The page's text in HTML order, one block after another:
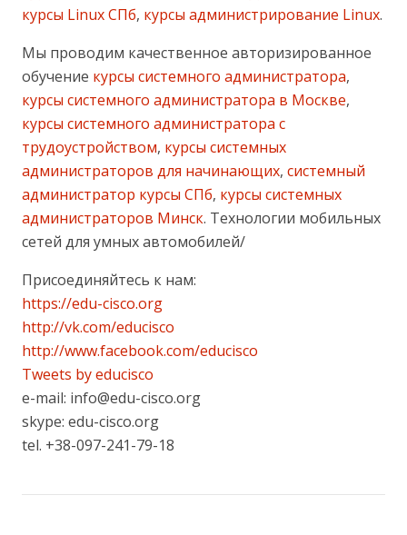
курсы Linux СПб, курсы администрирование Linux.
Мы проводим качественное авторизированное
обучение курсы системного администратора,
курсы системного администратора в Москве,
курсы системного администратора с
трудоустройством, курсы системных
администраторов для начинающих, системный
администратор курсы СПб, курсы системных
администраторов Минск. Технологии мобильных
сетей для умных автомобилей/
Присоединяйтесь к нам:
https://edu-cisco.org
http://vk.com/educisco
http://www.facebook.com/educisco
Tweets by educisco
e-mail: info@edu-cisco.org
skype: edu-cisco.org
tel. +38-097-241-79-18